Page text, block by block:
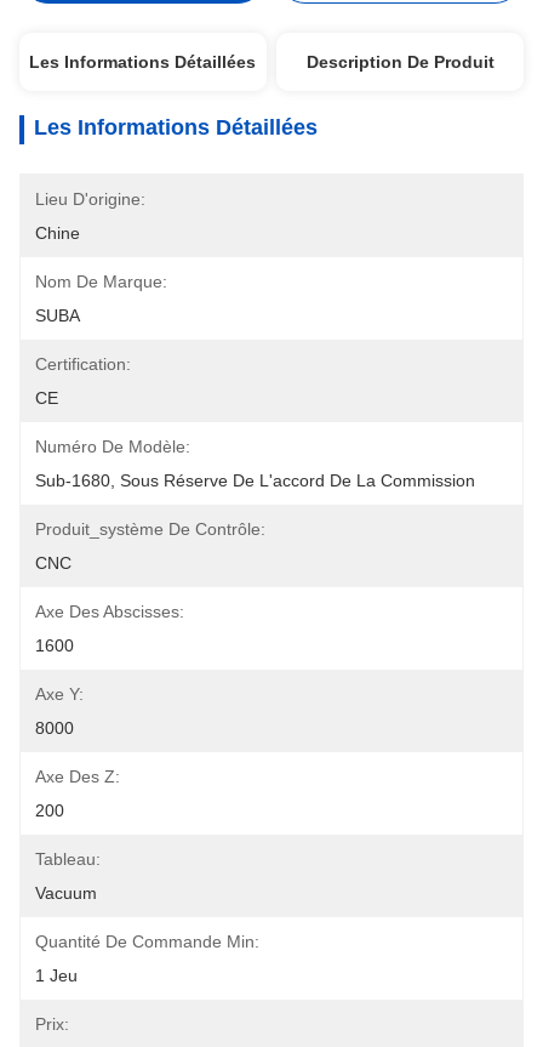
Les Informations Détaillées Description De Produit
Les Informations Détaillées
Lieu D'origine:
Chine
Nom De Marque:
SUBA
Certification:
CE
Numéro De Modèle:
Sub-1680, Sous Réserve De L'accord De La Commission
Produit_système De Contrôle:
CNC
Axe Des Abscisses:
1600
Axe Y:
8000
Axe Des Z:
200
Tableau:
Vacuum
Quantité De Commande Min:
1 Jeu
Prix: